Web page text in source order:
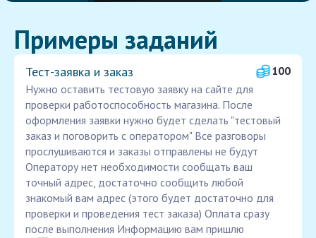
Примеры заданий
Тест‑заявка и заказ
100
Нужно оставить тестовую заявку на сайте для
проверки работоспособность магазина. После
оформления заявки нужно будет сделать "тестовый
заказ и поговорить с оператором" Все разговоры
прослушиваются и заказы отправлены не будут
Оператору нет необходимости сообщать ваш
точный адрес, достаточно сообщить любой
знакомый вам адрес (этого будет достаточно для
проверки и проведения тест заказа) Оплата сразу
после выполнения Информацию вам пришлю